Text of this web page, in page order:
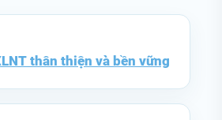
thân thiện và bền vững